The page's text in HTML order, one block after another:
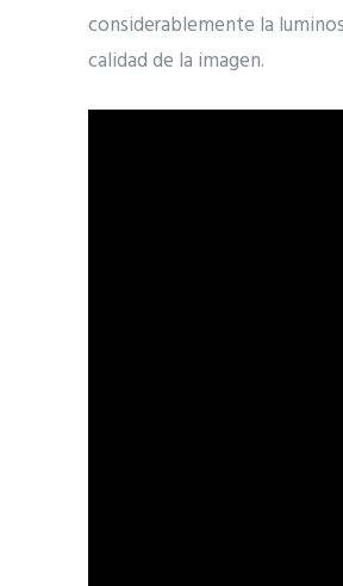
considerablemente la
calidad de la imagen.